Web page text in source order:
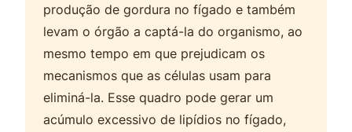
produção de gordura no fígado e também
levam o órgão a captá-la do organismo, ao
mesmo tempo em que prejudicam os
mecanismos que as células usam para
eliminá-la. Esse quadro pode gerar um
acúmulo excessivo de lipídios no fígado,